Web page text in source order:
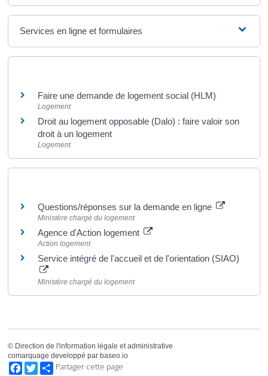
Services en ligne et formulaires
Faire une demande de logement social (HLM)
Logement
Droit au logement opposable (Dalo) : faire valoir son
droit à un logement
Logement
Questions/réponses sur la demande en ligne
Ministère chargé du logement
Agence d'Action logement
Action logement
Service intégré de l'accueil et de l'orientation (SIAO)
Ministère chargé du logement
© Direction de l'information légale et administrative
comarquage developpé par baseo.io
FacebookTwitterPartager cette page